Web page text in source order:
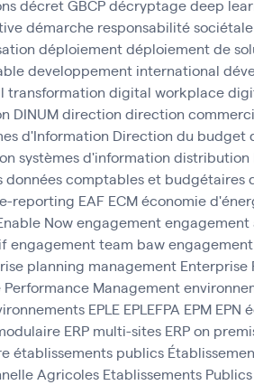
décret GBCPdécryptagedeep
démarche responsabilité sociétale
déploiementdéploiement de
developpement international
transformation digital workplace
DINUMdirection direction
d'Information Direction du budget
systèmes d'information distribution
données comptables et budgétaires
e-reporting EAF ECMéconomie
Nowengagementengagement
engagement team baw
planning management Enterprise
Performance Management
EPLE EPLEFPA EPM EPN
ERP multi-sites ERP on
établissements publics
Agricoles Etablissements